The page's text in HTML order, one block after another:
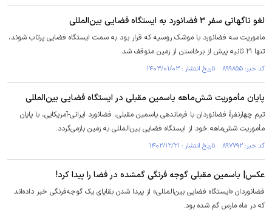
لغو ناگهانی سفر ۳ فضانورد به ایستگاه فضایی بین‌المللی
ماموریت سه فضانورد با موشک روسیه که قرار بود به سمت ایستگاه فضایی پرتاب شوند،
تنها ۲۱ ثانیه پیش از برخاستن از زمین متوقف شد.
کد خبر: ۸۹۹۸۵۵ تاریخ انتشار : ۱۴۰۳/۰۱/۰۳
پایان مأموریت شش‌ماهه یاسمین مقبلی در ایستگاه فضایی بین‌المللی
تیم چهارنفرهٔ فضانوردان با فرماندهی یاسمین مقبلی، فضانورد ایرانی-آمریکایی، با پایان
مأموریت شش‌ماهه خود از ایستگاه فضایی بین‌المللی به زمین بازمی‌گردد.
کد خبر: ۸۹۷۷۹۲ تاریخ انتشار : ۱۴۰۲/۱۲/۲۱
عکس| یاسمین مقبلی گوجه فرنگی گمشده در فضا را پیدا کرد!
فضانوردان «ایستگاه فضایی بین‌المللی» از پیدا شدن بقایای یک گوجه‌فرنگی خبر داده‌اند
که در ماه مارس گم شده بود.